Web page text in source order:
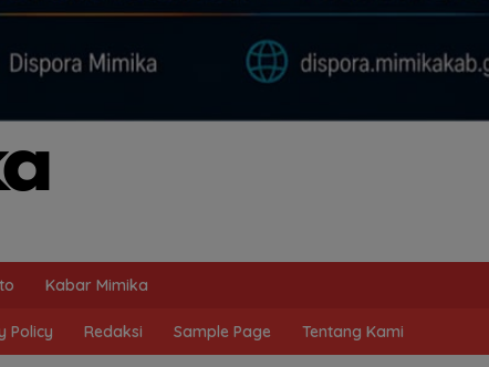
Kabar Mimika
Policy Redaksi Sample Page Tentang Kami